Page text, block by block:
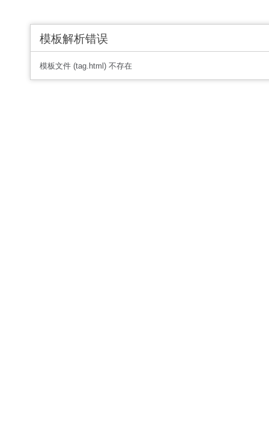
模板解析错误
模板文件 (tag.html) 不存在